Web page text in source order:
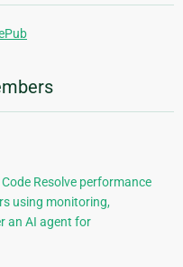
Resolve performance
using monitoring,
an AI agent for